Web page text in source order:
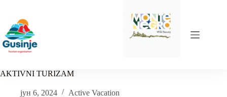
content
AKTIVNI TURIZAM
јун 6, 2024 Active Vacation